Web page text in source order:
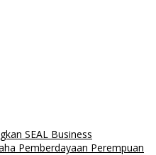
SEAL Business
Pemberdayaan Perempuan